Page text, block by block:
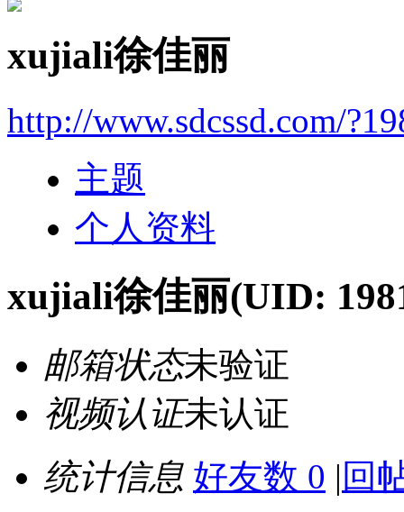
xujiali徐佳丽
http://www.sdcssd.com/
主题
个人资料
xujiali徐佳丽(UID:
邮箱状态未验证
视频认证未认证
统计信息 好友数 0 | 回